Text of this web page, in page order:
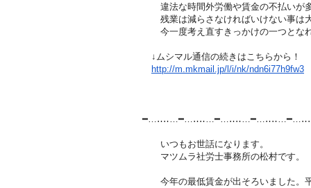
違法な時間外労働や賃金の不払いが
残業は減らさなければいけない事は
今一度考え直すきっかけの一つとな
↓ムシマル通信の続きはこちらから！
http://m.mkmail.jp/l/i/nk/ndn6i77h9fw3
いつもお世話になります。
マツムラ社労士事務所の松村です。
今年の最低賃金が出そろいました。